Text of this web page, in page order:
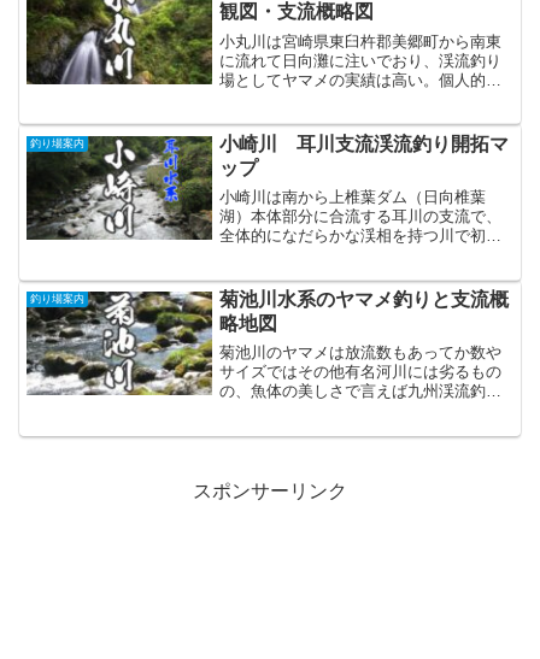
観図・支流概略図
小丸川は宮崎県東臼杵郡美郷町から南東
に流れて日向灘に注いでおり、渓流釣り
場としてヤマメの実績は高い。個人的に
れてはいるものの、抑えてほしい川でも
ある。
釣り場案内
小崎川 耳川支流渓流釣り開拓マ
ップ
小崎川は南から上椎葉ダム（日向椎葉
湖）本体部分に合流する耳川の支流で、
全体的になだらかな渓相を持つ川で初心
釣り場案内
菊池川水系のヤマメ釣りと支流概
略地図
菊池川のヤマメは放流数もあってか数や
サイズではその他有名河川には劣るもの
の、魚体の美しさで言えば九州渓流釣り
スポンサーリンク